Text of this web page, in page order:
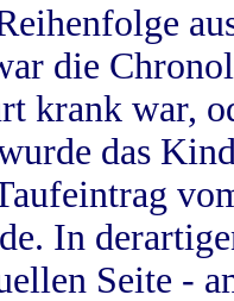
die
krank war,
das
In
Seite -